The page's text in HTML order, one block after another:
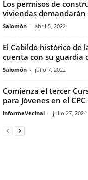
Los permisos de
viviendas
Salomón - abril 5, 2022
El Cabildo histórico de
cuenta con su guardia
Salomón - julio 7, 2022
Comienza el tercer
para Jóvenes en el
informeVecinal - julio 27, 2024